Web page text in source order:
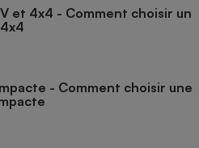
et 4x4 - Comment choisir un
- Comment choisir une